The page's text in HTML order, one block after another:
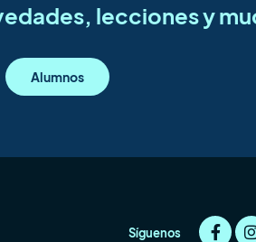
lecciones y
Alumnos
Síguenos